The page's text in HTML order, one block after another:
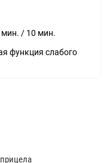
/ 10 мин.
функция слабого